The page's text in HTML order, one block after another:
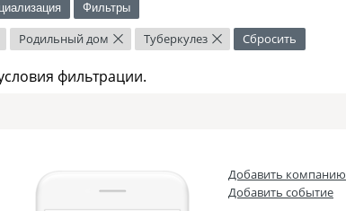
Фильтры
Родильный дом × Туберкулез × Сбросить
фильтрации.
Добавить компанию
Добавить событие